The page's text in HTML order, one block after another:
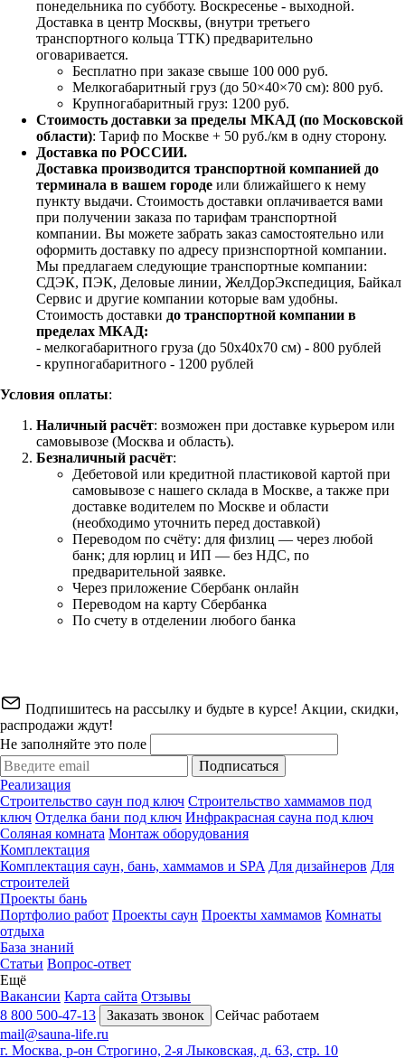
понедельника по субботу. Воскресенье - выходной.
Доставка в центр Москвы, (внутри третьего
транспортного кольца ТТК) предварительно
оговаривается.
Бесплатно при заказе свыше 100 000 руб.
Мелкогабаритный груз (до 50×40×70 см): 800 руб.
Крупногабаритный груз: 1200 руб.
Стоимость доставки за пределы МКАД (по Московской
области): Тариф по Москве + 50 руб./км в одну сторону.
Доставка по РОССИИ.
Доставка производится транспортной компанией до
терминала в вашем городе или ближайшего к нему
пункту выдачи. Стоимость доставки оплачивается вами
при получении заказа по тарифам транспортной
компании. Вы можете забрать заказ самостоятельно или
оформить доставку по адресу признспортной компании.
Мы предлагаем следующие транспортные компании:
СДЭК, ПЭК, Деловые линии, ЖелДорЭкспедиция, Байкал
Сервис и другие компании которые вам удобны.
Стоимость доставки до транспортной компании в
пределах МКАД:
- мелкогабаритного груза (до 50х40х70 см) - 800 рублей
- крупногабаритного - 1200 рублей
Условия оплаты:
Наличный расчёт: возможен при доставке курьером или
самовывозе (Москва и область).
Безналичный расчёт:
Дебетовой или кредитной пластиковой картой при
самовывозе с нашего склада в Москве, а также при
доставке водителем по Москве и области
(необходимо уточнить перед доставкой)
Переводом по счёту: для физлиц — через любой
банк; для юрлиц и ИП — без НДС, по
предварительной заявке.
Через приложение Сбербанк онлайн
Переводом на карту Сбербанка
По счету в отделении любого банка
Подпишитесь на рассылку и будьте в курсе! Акции, скидки,
распродажи ждут!
Не заполняйте это поле
Подписаться
Реализация
Строительство саун под ключ Строительство хаммамов под
ключ Отделка бани под ключ Инфракрасная сауна под ключ
Соляная комната Монтаж оборудования
Комплектация
Комплектация саун, бань, хаммамов и SPA Для дизайнеров Для
строителей
Проекты бань
Портфолио работ Проекты саун Проекты хаммамов Комнаты
отдыха
База знаний
Статьи Вопрос-ответ
Ещё
Вакансии Карта сайта Отзывы
8 800 500-47-13
Заказать звонок
Сейчас работаем
mail@sauna-life.ru
г. Москва, р-он Строгино, 2-я Лыковская, д. 63, стр. 10